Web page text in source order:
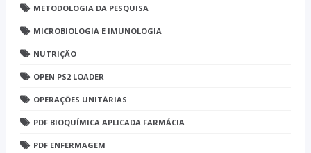
METODOLOGIA DA PESQUISA
MICROBIOLOGIA E IMUNOLOGIA
NUTRIÇÃO
OPEN PS2 LOADER
OPERAÇÕES UNITÁRIAS
PDF BIOQUÍMICA APLICADA FARMÁCIA
PDF ENFERMAGEM